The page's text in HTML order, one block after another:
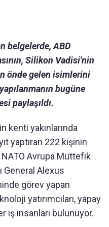
belgelerde, ABD
Silikon Vadisi'nin
önde gelen isimlerini
bugüne
paylaşıldı.
kenti yakınlarında
yaptıran 222 kişinin
Avrupa Müttefik
General Alexus
görev yapan
yatırımcıları, yapay
iş insanları bulunuyor.